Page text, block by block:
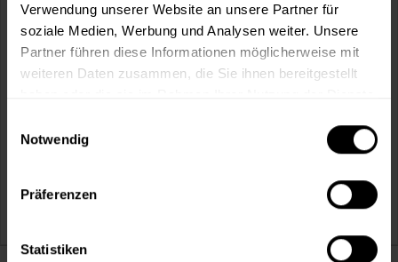
Verwendung unserer Website an unsere Partner für
soziale Medien, Werbung und Analysen weiter. Unsere
Partner führen diese Informationen möglicherweise mit
weiteren Daten zusammen, die Sie ihnen bereitgestellt
Notwendig
Präferenzen
Statistiken
9869 Premium Patentvlies Marburg
Renoviervlies Malervlies 9869 Premium Patent Vlies 150
Verfügbare Varianten
25 x 0,75 m 30,99 €
1,65 € / 1 m²